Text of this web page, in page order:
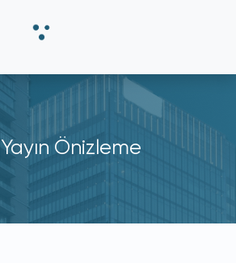
Yayın Önizleme